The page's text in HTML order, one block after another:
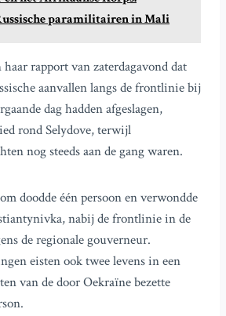
paramilitairen in Mali
rapport van zaterdagavond dat
aanvallen langs de frontlinie bij
dag hadden afgeslagen,
rond Selydove, terwijl
nog steeds aan de gang waren.
doodde één persoon en verwondde
nabij de frontlinie in de
de regionale gouverneur.
eisten ook twee levens in een
van de door Oekraïne bezette